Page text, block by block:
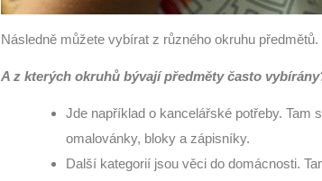
Následně můžete vybírat z různého okruhu
A z kterých okruhů bývají předměty často
Jde například o kancelářské potřeby. Tam
omalovánky, bloky a zápisníky.
Další kategorií jsou věci do domácnosti.